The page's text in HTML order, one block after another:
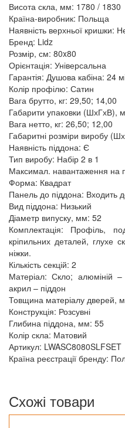
Висота скла, мм: 1780 / 1830
Країна-виробник: Польща
Наявність верхньої кришки:
Бренд: Lidz
Розмір, см: 80x80
Орієнтація: Універсальна
Гарантія: Душова кабіна: 24
Колір профілю: Сатин
Вага брутто, кг: 29,50; 14,00
Габарити упаковки (ШхГхВ),
Вага нетто, кг: 26,50; 12,00
Габаритні розміри виробу
Наявність піддона: Є
Тип виробу: Набір 2 в 1
Максимал. навантаження на
Форма: Квадрат
Панель до піддона: Входить
Вид піддона: Низький
Діаметр випуску, мм: 52
Комплектація: Профіль,
кріпильних деталей, глухе
ніжки.
Кількість секцій: 2
Матеріал: Скло; алюміній
акрил – піддон
Товщина матеріалу дверей,
Конструкція: Розсувні
Глибина піддона, мм: 55
Колір скла: Матовий
Артикул: LWASC8080SLFSET
Країна реєстрації бренду:
Схожі товари